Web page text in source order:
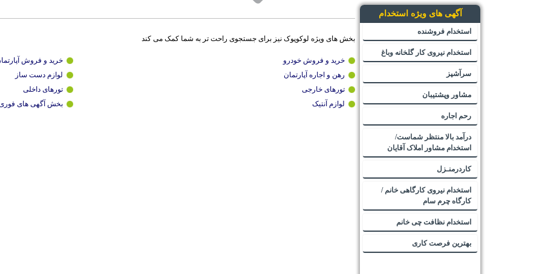
بخش های ویژه لوکوپوک نیز برای جستجوی راحت تر به شما کمک می کند
خرید و فروش خودرو
خرید و فروش
رهن و اجاره آپارتمان
لوازم دست ساز
تورهای خارجی
تورهای داخلی
لوازم آنتیک
بخش آگهی های
آگهی های ویژه استخدام
استخدام فروشنده
استخدام نیروی کار گلخانه وباغ
سرآشپز
مشاور وپشتیبان
رحم اجاره
درآمد بالا منتظر شماست/
استخدام مشاور املاک آقایان
کاردرمنـزل
استخدام نیروی کارگاهی خانم /
کارگاه چرم سام
استخدام نظافت چی خانم
بهترین فرصت کاری